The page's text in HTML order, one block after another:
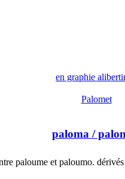
en graphie
Palomet
paloma /
paloume et paloumo.